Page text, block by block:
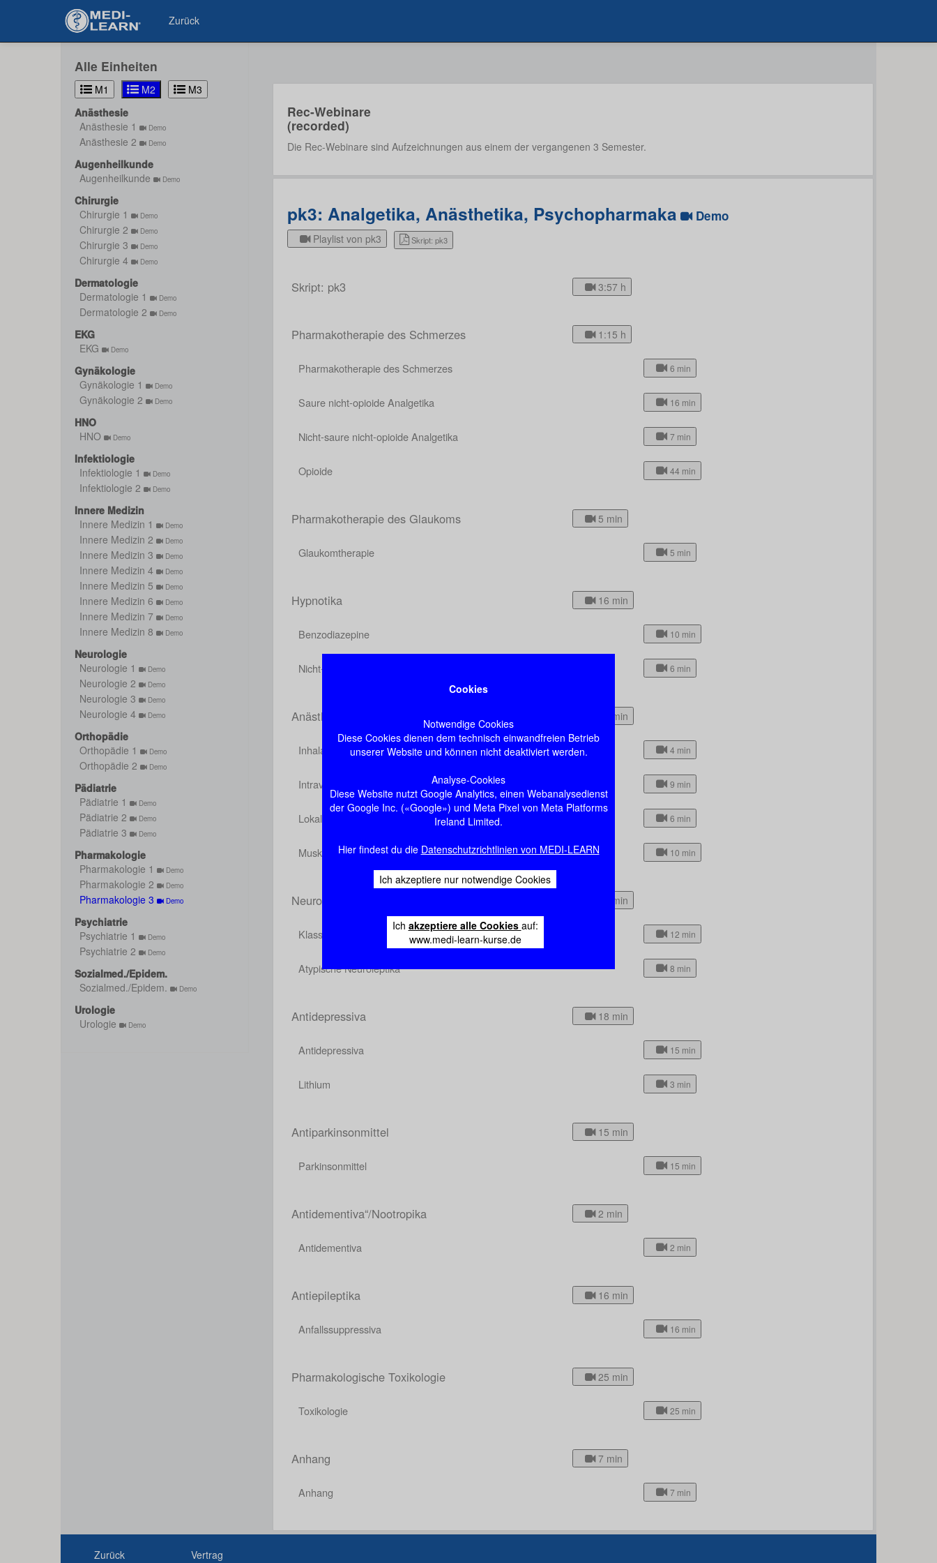
Cookies
Notwendige Cookies
Diese Cookies dienen dem technisch einwandfreien Betrieb
unserer Website und können nicht deaktiviert werden.
Analyse-Cookies
Diese Website nutzt Google Analytics, einen Webanalysedienst
der Google Inc. («Google») und Meta Pixel von Meta Platforms
Ireland Limited.
Hier findest du die Datenschutzrichtlinien von MEDI-LEARN
Ich akzeptiere nur notwendige Cookies
Ich akzeptiere alle Cookies auf:
www.medi-learn-kurse.de
Zurück
Alle Einheiten
M1 M2
M3
Anästhesie
Anästhesie 1
Demo
Anästhesie 2 Demo
Augenheilkunde
Augenheilkunde
Demo
Chirurgie
Chirurgie 1
Demo
Chirurgie 2 Demo
Chirurgie 3 Demo
Chirurgie 4 Demo
Dermatologie
Dermatologie 1
Demo
Dermatologie 2 Demo
EKG
EKG
Demo
Gynäkologie
Gynäkologie 1
Demo
Gynäkologie 2 Demo
HNO
HNO
Demo
Infektiologie
Infektiologie 1
Demo
Infektiologie 2 Demo
Innere Medizin
Innere Medizin 1
Demo
Innere Medizin 2 Demo
Innere Medizin 3 Demo
Innere Medizin 4 Demo
Innere Medizin 5 Demo
Innere Medizin 6 Demo
Innere Medizin 7 Demo
Innere Medizin 8 Demo
Neurologie
Neurologie 1
Demo
Neurologie 2 Demo
Neurologie 3 Demo
Neurologie 4 Demo
Orthopädie
Orthopädie 1
Demo
Orthopädie 2 Demo
Pädiatrie
Pädiatrie 1
Demo
Pädiatrie 2 Demo
Pädiatrie 3 Demo
Pharmakologie
Pharmakologie 1
Demo
Pharmakologie 2 Demo
Pharmakologie 3 Demo
Psychiatrie
Psychiatrie 1
Demo
Psychiatrie 2 Demo
Sozialmed./Epidem.
Sozialmed./Epidem.
Demo
Urologie
Urologie
Demo
Rec-Webinare
(recorded)
Die Rec-Webinare sind Aufzeichnungen aus einem der vergangenen 3 Semester.
pk3: Analgetika, Anästhetika, Psychopharmaka Demo
Playlist von pk3 Skript: pk3
Skript: pk3 3:57 h
Pharmakotherapie des Schmerzes 1:15 h
Pharmakotherapie des Schmerzes 6 min
Saure nicht-opioide Analgetika 16 min
Nicht-saure nicht-opioide Analgetika 7 min
Opioide 44 min
Pharmakotherapie des Glaukoms 5 min
Glaukomtherapie 5 min
Hypnotika 16 min
Benzodiazepine 10 min
Nicht-Benzodiazepin-GABA-A-Agonisten 6 min
Anästhetika 31 min
Inhalationsanästhetika 4 min
Intravenöse Anästhetika 9 min
Lokalanästhetika 6 min
Muskelrelaxantien 10 min
Neuroleptika 20 min
Klassische Neuroleptika 12 min
Atypische Neuroleptika 8 min
Antidepressiva 18 min
Antidepressiva 15 min
Lithium 3 min
Antiparkinsonmittel 15 min
Parkinsonmittel 15 min
Antidementiva“/Nootropika 2 min
Antidementiva 2 min
Antiepileptika 16 min
Anfallssuppressiva 16 min
Pharmakologische Toxikologie 25 min
Toxikologie 25 min
Anhang 7 min
Anhang 7 min
Zurück
Vertrag